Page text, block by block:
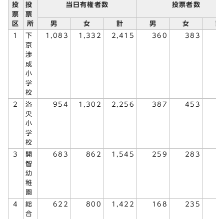
投
票
区
投
票
所
当日有権者数 投票者数
男 女 計 男 女
計
1
下
京
渉
成
小
学
校
1,083 1,332 2,415 360 383
2
洛
央
小
学
校
954 1,302 2,256 387 453
3
開
智
幼
稚
園
683 862 1,545 259 283
4
総
合
622 800 1,422 168 235